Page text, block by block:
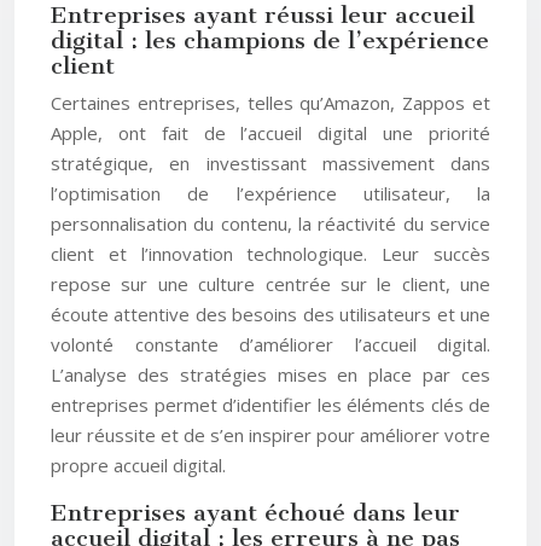
Entreprises ayant réussi leur accueil
digital : les champions de l’expérience
client
Certaines entreprises, telles qu’Amazon, Zappos et
Apple, ont fait de l’accueil digital une priorité
stratégique, en investissant massivement dans
l’optimisation de l’expérience utilisateur, la
personnalisation du contenu, la réactivité du service
client et l’innovation technologique. Leur succès
repose sur une culture centrée sur le client, une
écoute attentive des besoins des utilisateurs et une
volonté constante d’améliorer l’accueil digital.
L’analyse des stratégies mises en place par ces
entreprises permet d’identifier les éléments clés de
leur réussite et de s’en inspirer pour améliorer votre
propre accueil digital.
Entreprises ayant échoué dans leur
accueil digital : les erreurs à ne pas